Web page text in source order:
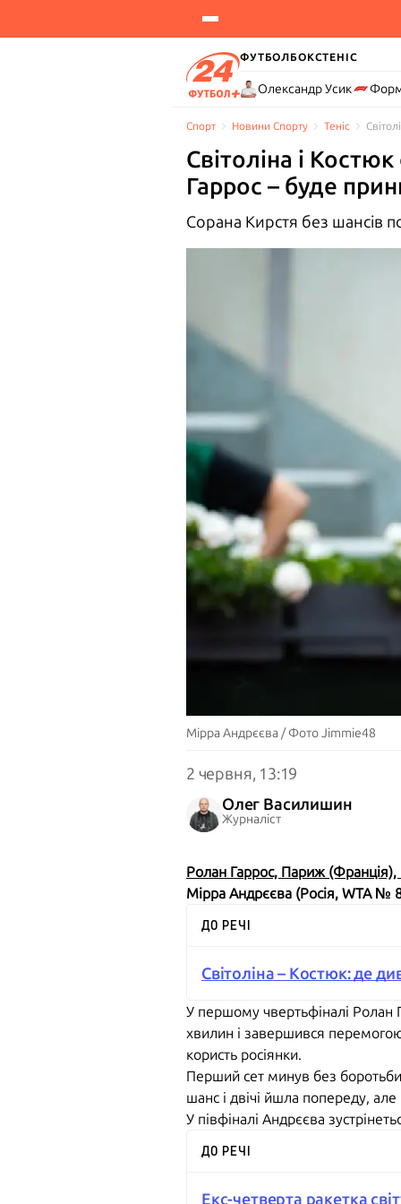
ФУТБОЛБОКСТЕНІС
Олександр Усик
Спорт Новини Спорту Теніс
Світоліна і
Гаррос – буде
Сорана Кирстя без шансів
Мірра Андрєєва / Фото Jimmie48
2 червня, 13:19
Олег Василишин
Журналіст
Ролан Гаррос, Париж (Франція),
Мірра Андрєєва (Росія, WTA №
ДО РЕЧІ
Світоліна – Костюк: де
У першому чвертьфіналі Ролан
хвилин і завершився
користь росіянки.
Перший сет минув без боротьби
шанс і двічі йшла попереду,
У півфіналі Андрєєва
ДО РЕЧІ
Екс-четверта ракетка